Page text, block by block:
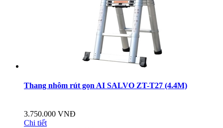
Thang nhôm rút gọn AI SALVO ZT-T27 (4.4M)
3.750.000 VNĐ
Chi tiết